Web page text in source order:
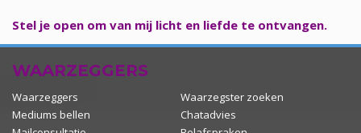
Stel je open om van mij licht en liefde te ontvangen.
WAARZEGGERS
Waarzeggers
Waarzegster zoeken
Mediums bellen
Chatadvies